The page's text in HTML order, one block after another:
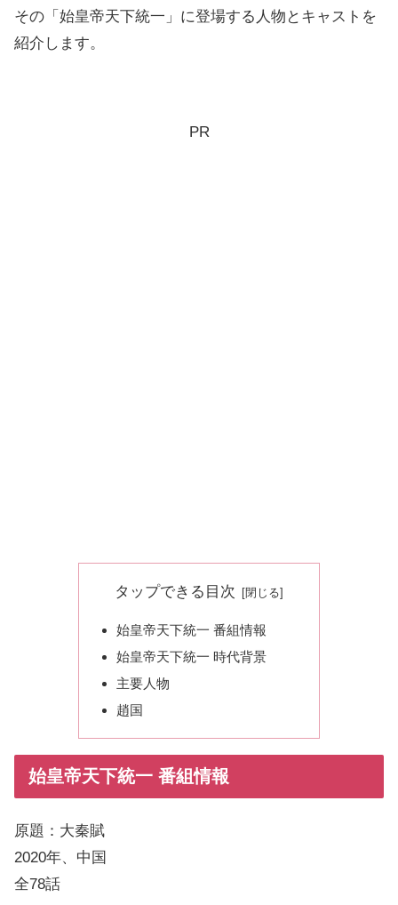
その「始皇帝天下統一」に登場する人物とキャストを
紹介します。
PR
タップできる目次
始皇帝天下統一 番組情報
始皇帝天下統一 時代背景
主要人物
趙国
始皇帝天下統一 番組情報
原題：大秦賦
2020年、中国
全78話